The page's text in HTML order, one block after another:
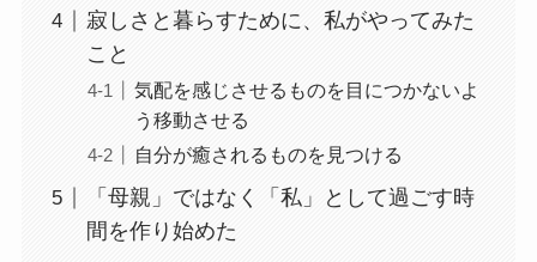
寂しさと暮らすために、私がやってみた
こと
気配を感じさせるものを目につかないよ
う移動させる
自分が癒されるものを見つける
「母親」ではなく「私」として過ごす時
間を作り始めた